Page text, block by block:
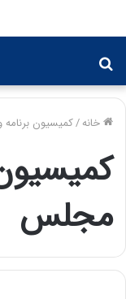
برای
خانه/کمیسیون
مجلس